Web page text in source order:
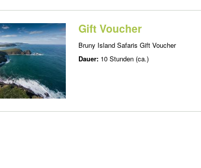
Gift Voucher
Bruny Island Safaris Gift Voucher
Dauer: 10 Stunden (ca.)